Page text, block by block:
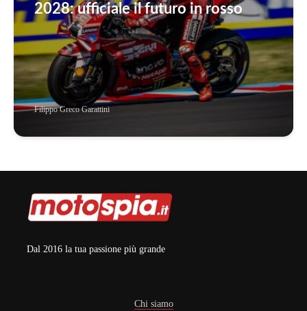
2028: ufficiale il futuro in rosso
Filippo Greco Garattini
Dal 2016 la tua passione più grande
Chi siamo